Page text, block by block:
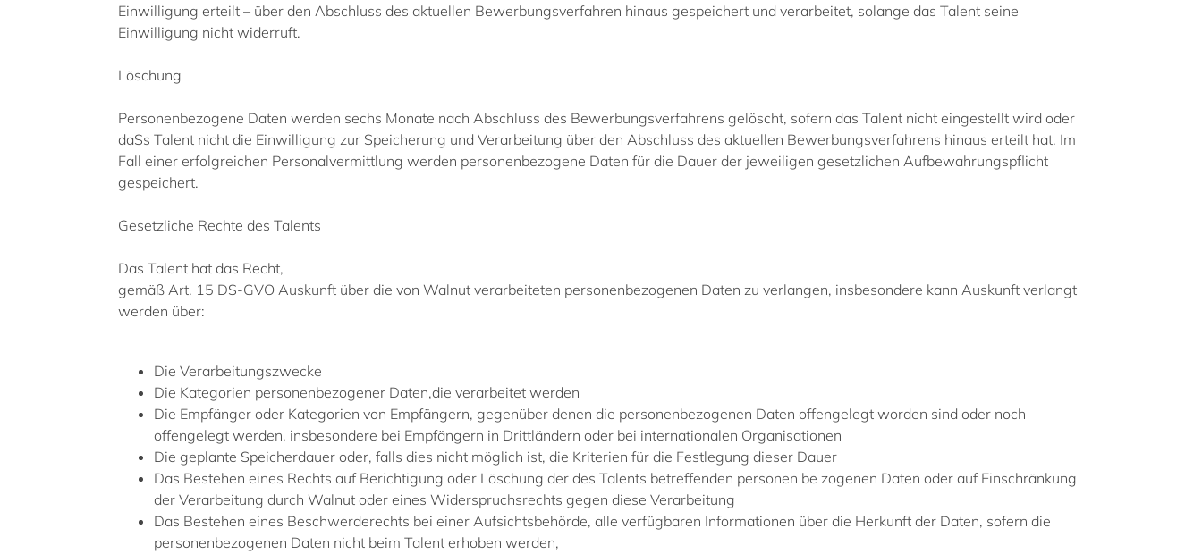
Einwilligung erteilt – über den Abschluss des aktuellen Bewerbungsverfahren hinaus gespeichert und verarbeitet, solange das Talent seine
Einwilligung nicht widerruft.
Löschung
Personenbezogene Daten werden sechs Monate nach Abschluss des Bewerbungsverfahrens gelöscht, sofern das Talent nicht eingestellt wird oder
daSs Talent nicht die Einwilligung zur Speicherung und Verarbeitung über den Abschluss des aktuellen Bewerbungsverfahrens hinaus erteilt hat. Im
Fall einer erfolgreichen Personalvermittlung werden personenbezogene Daten für die Dauer der jeweiligen gesetzlichen Aufbewahrungspflicht
gespeichert.
Gesetzliche Rechte des Talents
Das Talent hat das Recht,
gemäß Art. 15 DS-GVO Auskunft über die von Walnut verarbeiteten personenbezogenen Daten zu verlangen, insbesondere kann Auskunft verlangt
werden über:
Die Verarbeitungszwecke
Die Kategorien personenbezogener Daten,die verarbeitet werden
Die Empfänger oder Kategorien von Empfängern, gegenüber denen die personenbezogenen Daten offengelegt worden sind oder noch
offengelegt werden, insbesondere bei Empfängern in Drittländern oder bei internationalen Organisationen
Die geplante Speicherdauer oder, falls dies nicht möglich ist, die Kriterien für die Festlegung dieser Dauer
Das Bestehen eines Rechts auf Berichtigung oder Löschung der des Talents betreffenden personen be zogenen Daten oder auf Einschränkung
der Verarbeitung durch Walnut oder eines Widerspruchsrechts gegen diese Verarbeitung
Das Bestehen eines Beschwerderechts bei einer Aufsichtsbehörde, alle verfügbaren Informationen über die Herkunft der Daten, sofern die
personenbezogenen Daten nicht beim Talent erhoben werden,